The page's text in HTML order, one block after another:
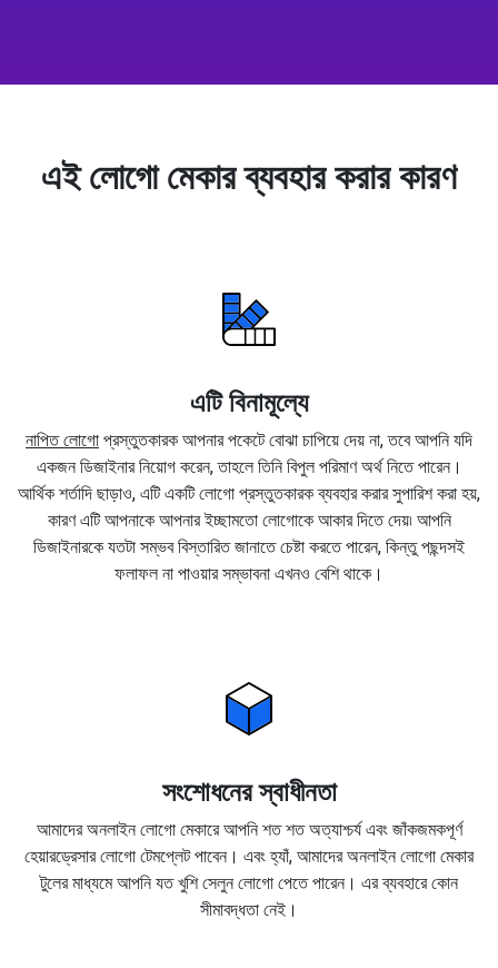
এই লোগো মেকার ব্যবহার করার কারণ
এটি বিনামূল্যে
নাপিত লোগো প্রস্তুতকারক আপনার পকেটে বোঝা চাপিয়ে দেয় না, তবে আপনি যদি
একজন ডিজাইনার নিয়োগ করেন, তাহলে তিনি বিপুল পরিমাণ অর্থ নিতে পারেন।
আর্থিক শর্তাদি ছাড়াও, এটি একটি লোগো প্রস্তুতকারক ব্যবহার করার সুপারিশ করা হয়,
কারণ এটি আপনাকে আপনার ইচ্ছামতো লোগোকে আকার দিতে দেয়৷ আপনি
ডিজাইনারকে যতটা সম্ভব বিস্তারিত জানাতে চেষ্টা করতে পারেন, কিন্তু পছন্দসই
ফলাফল না পাওয়ার সম্ভাবনা এখনও বেশি থাকে।
সংশোধনের স্বাধীনতা
আমাদের অনলাইন লোগো মেকারে আপনি শত শত অত্যাশ্চর্য এবং জাঁকজমকপূর্ণ
হেয়ারড্রেসার লোগো টেমপ্লেট পাবেন। এবং হ্যাঁ, আমাদের অনলাইন লোগো মেকার
টুলের মাধ্যমে আপনি যত খুশি সেলুন লোগো পেতে পারেন। এর ব্যবহারে কোন
সীমাবদ্ধতা নেই।